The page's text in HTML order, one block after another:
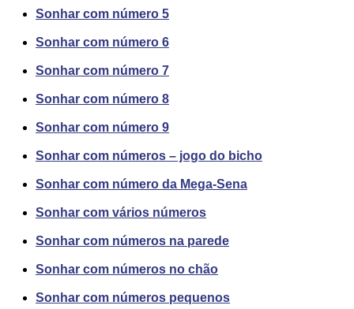
Sonhar com número 5
Sonhar com número 6
Sonhar com número 7
Sonhar com número 8
Sonhar com número 9
Sonhar com números – jogo do bicho
Sonhar com número da Mega-Sena
Sonhar com vários números
Sonhar com números na parede
Sonhar com números no chão
Sonhar com números pequenos